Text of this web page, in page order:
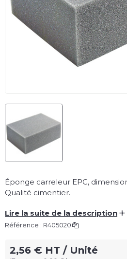
Éponge carreleur EPC,
Qualité cimentier.
Lire la suite de la description +
Référence : R405020
2,56 € HT / Unité